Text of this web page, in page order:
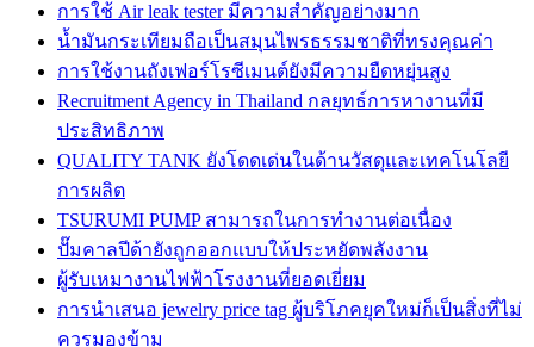
การใช้ Air leak tester มีความสำคัญอย่างมาก
น้ำมันกระเทียมถือเป็นสมุนไพรธรรมชาติที่ทรงคุณค่า
การใช้งานถังเฟอร์โรซีเมนต์ยังมีความยืดหยุ่นสูง
Recruitment Agency in Thailand กลยุทธ์การหางานที่มี
ประสิทธิภาพ
QUALITY TANK ยังโดดเด่นในด้านวัสดุและเทคโนโลยี
การผลิต
TSURUMI PUMP สามารถในการทำงานต่อเนื่อง
ปั๊มคาลปีด้ายังถูกออกแบบให้ประหยัดพลังงาน
ผู้รับเหมางานไฟฟ้าโรงงานที่ยอดเยี่ยม
การนำเสนอ jewelry price tag ผู้บริโภคยุคใหม่ก็เป็นสิ่งที่ไม่
ควรมองข้าม